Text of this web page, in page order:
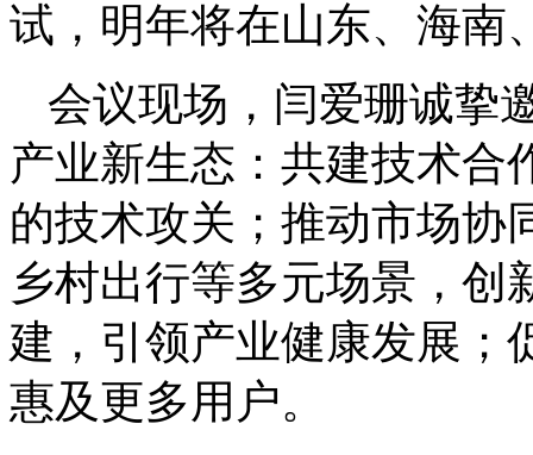
试，明年将在山东、海南
会议现场，闫爱珊诚挚
产业新生态：共建技术合
的技术攻关；推动市场协
乡村出行等多元场景，创
建，引领产业健康发展；
惠及更多用户。